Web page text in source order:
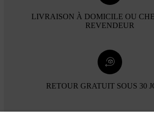
LIVRAISON À DOMICILE OU
REVENDEUR
RETOUR GRATUIT SOUS 30